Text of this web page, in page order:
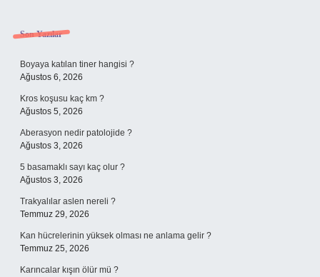
Sidebar
Son Yazılar
Boyaya katılan tiner hangisi ?
Ağustos 6, 2026
Kros koşusu kaç km ?
Ağustos 5, 2026
Aberasyon nedir patolojide ?
Ağustos 3, 2026
5 basamaklı sayı kaç olur ?
Ağustos 3, 2026
Trakyalılar aslen nereli ?
Temmuz 29, 2026
Kan hücrelerinin yüksek olması ne anlama gelir ?
Temmuz 25, 2026
Karıncalar kışın ölür mü ?